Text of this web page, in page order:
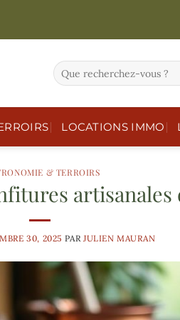
LOCATIONS IMMO
& TERROIRS
artisanales
30, 2025 PAR JULIEN MAURAN